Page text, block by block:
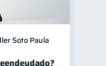
Soto Paula